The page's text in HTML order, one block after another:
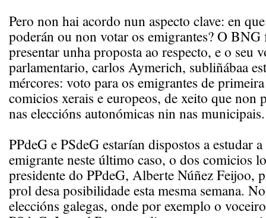
Pero non hai acordo nun aspecto clave: en
poderán ou non votar os emigrantes? O
presentar unha proposta ao respecto, e o seu
parlamentario, carlos Aymerich, subliñábaa
mércores: voto para os emigrantes de
comicios xerais e europeos, de xeito que non
nas eleccións autonómicas nin nas municipais.
PPdeG e PSdeG estarían dispostos a estudar
emigrante neste último caso, o dos comicios
presidente do PPdeG, Alberte Núñez Feijoo,
prol desa posibilidade esta mesma semana.
eleccións galegas, onde por exemplo o